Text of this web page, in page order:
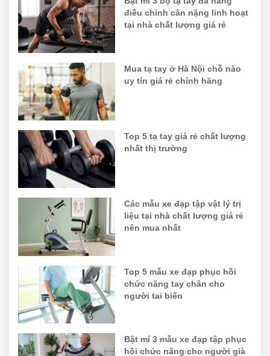
điều chỉnh cân nặng linh hoạt
tại nhà chất lượng giá rẻ
Mua tạ tay ở Hà Nội chỗ nào
uy tín giá rẻ chính hãng
Top 5 tạ tay giá rẻ chất lượng
nhất thị trường
Các mẫu xe đạp tập vật lý trị
liệu tại nhà chất lượng giá rẻ
nên mua nhất
Top 5 mẫu xe đạp phục hồi
chức năng tay chân cho
người tai biến
Bật mí 3 mẫu xe đạp tập phục
hồi chức năng cho người già